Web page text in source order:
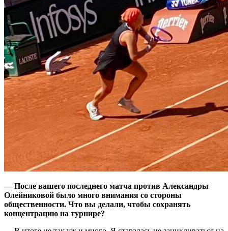
— После вашего последнего матча против Александры
Олейниковой было много внимания со стороны
общественности. Что вы делали, чтобы сохранять
концентрацию на турнире?